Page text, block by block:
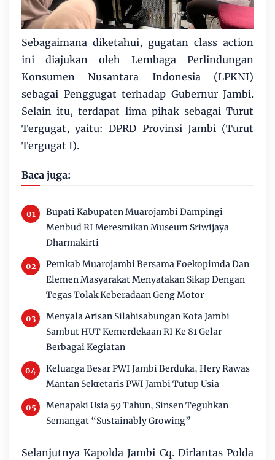
Sebagaimana diketahui, gugatan class action
ini diajukan oleh Lembaga Perlindungan
Konsumen Nusantara Indonesia (LPKNI)
sebagai Penggugat terhadap Gubernur Jambi.
Selain itu, terdapat lima pihak sebagai Turut
Tergugat, yaitu: DPRD Provinsi Jambi (Turut
Tergugat I).
Baca juga:
Bupati Kabupaten Muarojambi Dampingi
Menbud RI Meresmikan Museum Sriwijaya
Dharmakirti
Pemkab Muarojambi Bersama Foekopimda Dan
Elemen Masyarakat Menyatakan Sikap Dengan
Tegas Tolak Keberadaan Geng Motor
Menyala Arisan Silahisabungan Kota Jambi
Sambut HUT Kemerdekaan RI Ke 81 Gelar
Berbagai Kegiatan
Keluarga Besar PWI Jambi Berduka, Hery Rawas
Mantan Sekretaris PWI Jambi Tutup Usia
Menapaki Usia 59 Tahun, Sinsen Teguhkan
Semangat “Sustainably Growing”
Selanjutnya Kapolda Jambi Cq. Dirlantas Polda